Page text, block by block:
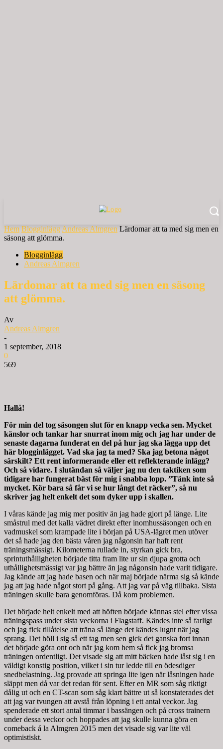
Hem Blogginlägg Andreas Almgren Lärdomar att ta med sig men en
säsong att glömma.
Blogginlägg
Andreas Almgren
Lärdomar att ta med sig men en säsong
att glömma.
Av
Andreas Almgren
-
1 september, 2018
0
569
Hallå!
För min del tog säsongen slut för en knapp vecka sen. Mycket
känslor och tankar har snurrat inom mig och jag har under de
senaste dagarna funderat en del på hur jag ska lägga upp det
här blogginlägget. Vad ska jag ta med? Ska jag betona något
särskilt? Ett rent informerande eller ett reflekterande inlägg?
Och så vidare. I slutändan så väljer jag nu den taktiken som
tidigare har fungerat bäst för mig i snabba lopp. ”Tänk inte så
mycket. Kör bara så får vi se hur långt det räcker”, så nu
skriver jag helt enkelt det som dyker upp i skallen.
I våras kände jag mig mer positiv än jag hade gjort på länge. Lite
småstrul med det kalla vädret direkt efter inomhussäsongen och en
vadmuskel som krampade lite i början på USA-lägret men utöver
det så hade jag den bästa våren jag någonsin har haft rent
träningsmässigt. Kilometerna rullade in, styrkan gick bra,
sprintuthålligheten började titta fram lite ur sin djupa grotta och
uthållighetsmässigt var jag bättre än jag någonsin hade varit tidigare.
Jag kände att jag hade basen och när maj började närma sig så kände
jag att jag hade något stort på gång. Att jag var på väg tillbaka. Sista
träningen skulle bara genomföras. Då kom problemen.
Det började helt enkelt med att höften började kännas stel efter vissa
träningspass under sista veckorna i Flagstaff. Kändes inte så farligt
och jag fick tillåtelse att träna så länge det kändes lugnt när jag
sprang. Det höll i sig så ett tag men sen gick det ganska fort innan
det började göra ont och när jag kom hem så fick jag bromsa
träningen ordentligt. Det visade sig att mitt bäcken hade låst sig i en
väldigt konstig position, vilket i sin tur ledde till en ödesdiger
snedbelastning. Jag provade att springa lite igen när låsningen hade
släppt men då var det redan för sent. Efter en MR som såg riktigt
dålig ut och en CT-scan som såg klart bättre ut så konstaterades det
att jag var tvungen att avstå från löpning i ett antal veckor. Jag
spenderade ett stort antal timmar i bassängen och på cross trainern
under dessa veckor och hoppades att jag skulle kunna göra en
comeback á la Almgren 2015 men det visade sig var lite väl
optimistiskt.